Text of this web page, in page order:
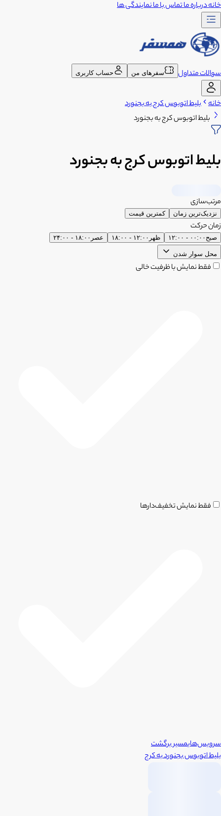
خانهدرباره ماتماس با مانمایندگی ها
سوالات متداول سفرهای من حساب کاربری
خانه بلیط اتوبوس کرج به بجنورد
بلیط اتوبوس کرج به بجنورد
بلیط اتوبوس کرج به بجنورد
مرتب‌سازی
نزدیک‌ترین زمان کمترین قیمت
زمان حرکت
صبح ۰۰:۰۰ - ۱۲:۰۰ ظهر ۱۲:۰۰ - ۱۸:۰۰ عصر ۱۸:۰۰ - ۲۴:۰۰
محل سوار شدن
فقط نمایش با ظرفیت خالی
فقط نمایش تخفیف‌دارها
سرویس‌هایمسیر برگشت
بلیط اتوبوسبجنوردبهکرج